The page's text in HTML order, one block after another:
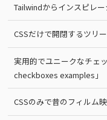
Tailwindからインスピレ
CSSだけで開閉するツリー
実用的でユニークなチェ
checkboxes examples」
CSSのみで昔のフィルム